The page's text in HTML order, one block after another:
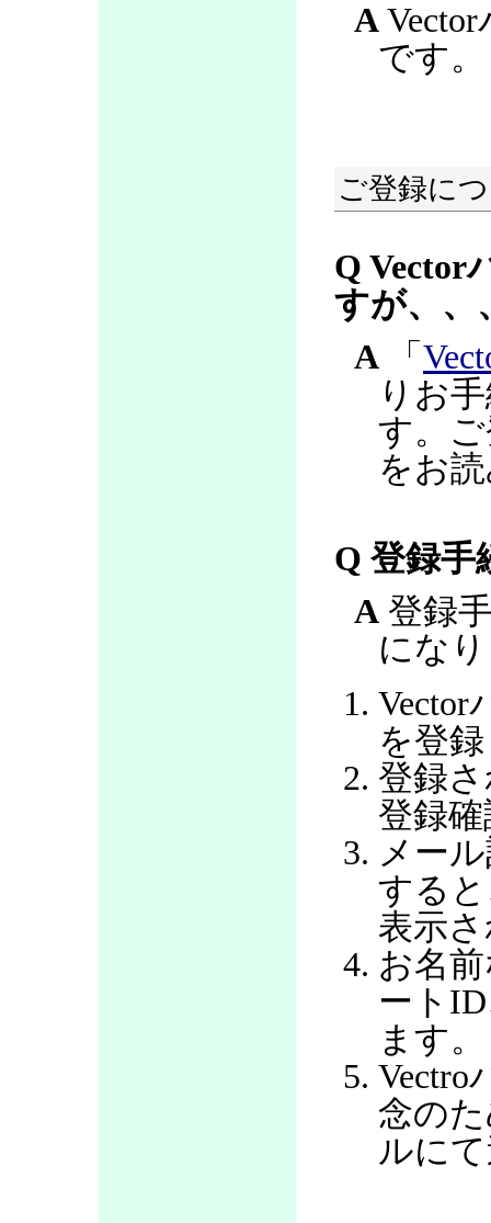
A
です。
ご登録に
Q Vector
すが、、
A 「
りお
す。
をお
Q 登録手
A 登録
にな
Vector
を登
登録
登録
メー
する
表示
お名
ート
ます。
Vectro
念の
ルに